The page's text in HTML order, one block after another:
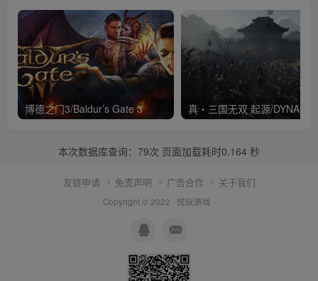
博德之门3/Baldur’s Gate 3
本次数据库查询：79次 页面加载耗时0.164 秒
友链申请 免责声明 广告合作 关于我们
Copyright © 2022 · 悦玩游戏 ·